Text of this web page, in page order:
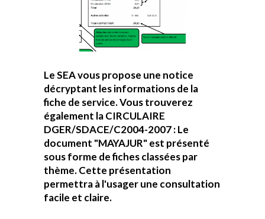
Le SEA vous propose une notice
décryptant les informations de la
fiche de service. Vous trouverez
également la CIRCULAIRE
DGER/SDACE/C2004-2007 : Le
document "MAYAJUR" est présenté
sous forme de fiches classées par
thème. Cette présentation
permettra à l'usager une consultation
facile et claire.